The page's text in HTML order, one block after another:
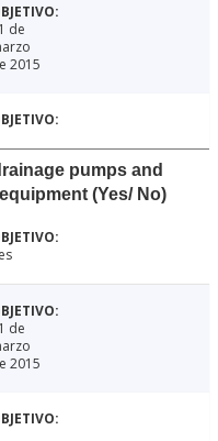
de
2015
pumps and
(Yes/ No)
de
2015